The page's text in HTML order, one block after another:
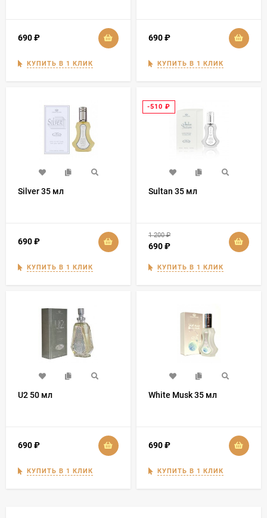
690₽
КУПИТЬ В 1 КЛИК
690₽
КУПИТЬ В 1 КЛИК
Silver 35 мл
690₽
КУПИТЬ В 1 КЛИК
-510 ₽
Sultan 35 мл
1 200₽
690₽
КУПИТЬ В 1 КЛИК
U2 50 мл
690₽
КУПИТЬ В 1 КЛИК
White Musk 35 мл
690₽
КУПИТЬ В 1 КЛИК